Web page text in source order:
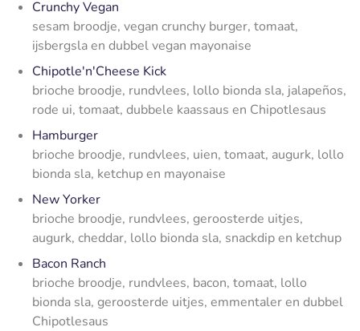
Crunchy Vegan
sesam broodje, vegan crunchy burger, tomaat,
ijsbergsla en dubbel vegan mayonaise
Chipotle'n'Cheese Kick
brioche broodje, rundvlees, lollo bionda sla, jalapeños,
rode ui, tomaat, dubbele kaassaus en Chipotlesaus
Hamburger
brioche broodje, rundvlees, uien, tomaat, augurk, lollo
bionda sla, ketchup en mayonaise
New Yorker
brioche broodje, rundvlees, geroosterde uitjes,
augurk, cheddar, lollo bionda sla, snackdip en ketchup
Bacon Ranch
brioche broodje, rundvlees, bacon, tomaat, lollo
bionda sla, geroosterde uitjes, emmentaler en dubbel
Chipotlesaus